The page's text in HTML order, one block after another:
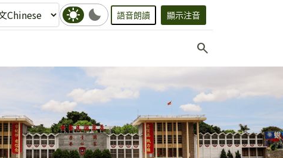
sunny bedtime 語音朗讀 顯示注音
search